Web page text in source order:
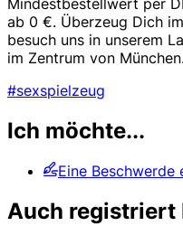
Mindestbestellwert per
ab 0 €. Überzeug Dich
besuch uns in unserem
im Zentrum von
#sexspielzeug
Ich möchte...
Eine Beschwerde
Auch registriert